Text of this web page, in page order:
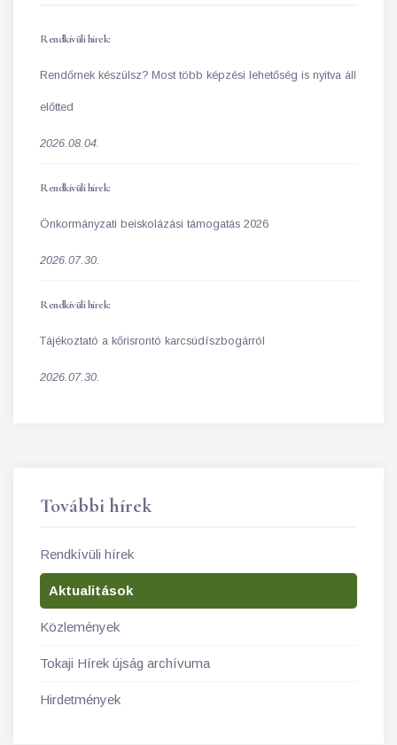
Rendkívüli hírek:
Rendőrnek készülsz? Most több képzési lehetőség is nyitva áll
előtted
2026.08.04.
Rendkívüli hírek:
Önkormányzati beiskolázási támogatás 2026
2026.07.30.
Rendkívüli hírek:
Tájékoztató a kőrisrontó karcsúdíszbogárról
2026.07.30.
További hírek
Rendkívüli hírek
Aktualitások
Közlemények
Tokaji Hírek újság archívuma
Hirdetmények